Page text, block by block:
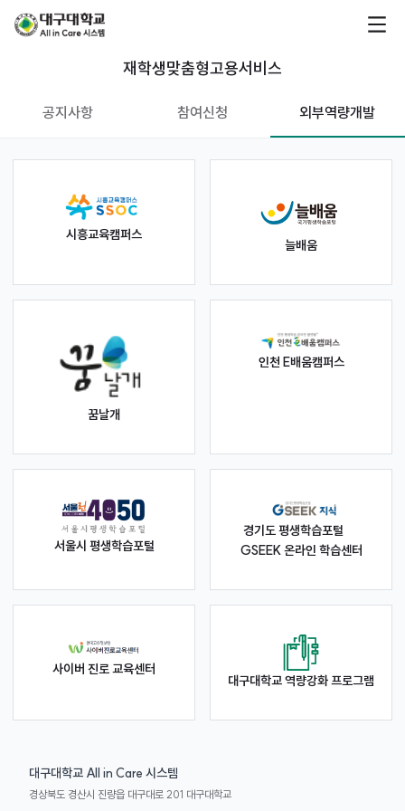
재학생맞춤형고용서비스
공지사항 참여신청 외부역량개발
시흥교육캠퍼스
늘배움
꿈날개
인천 E배움캠퍼스
서울시 평생학습포털
경기도 평생학습포털
GSEEK 온라인 학습센터
사이버 진로 교육센터
대구대학교 역량강화 프로그램
대구대학교 All in Care 시스템
경상북도 경산시 진량읍 대구대로 201 대구대학교